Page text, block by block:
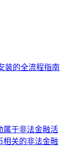
装的全流程指南
属于非法金融活
相关的非法金融